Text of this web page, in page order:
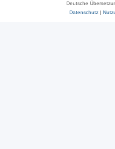
Deutsche
Datenschutz|